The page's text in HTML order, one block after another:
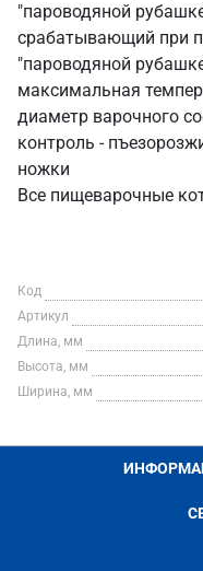
"пароводяной
срабатывающий при
"пароводяной
максимальная
диаметр варочного
контроль -
ножки
Все пищеварочные
Код
Артикул
Длина, мм
Высота, мм
Ширина, мм